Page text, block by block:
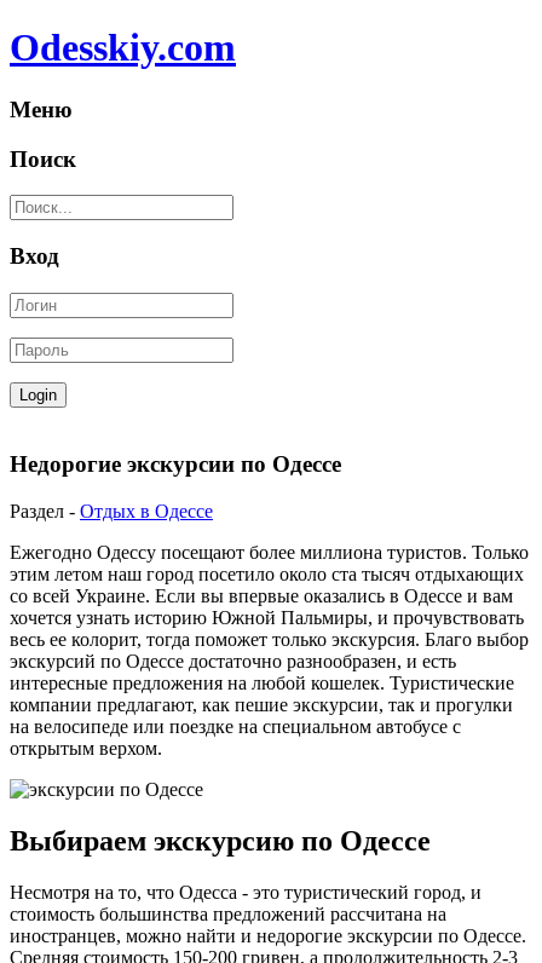
Odesskiy.com
Меню
Поиск
Вход
Недорогие экскурсии по Одессе
Раздел - Отдых в Одессе
Ежегодно Одессу посещают более миллиона туристов. Только
этим летом наш город посетило около ста тысяч отдыхающих
со всей Украине. Если вы впервые оказались в Одессе и вам
хочется узнать историю Южной Пальмиры, и прочувствовать
весь ее колорит, тогда поможет только экскурсия. Благо выбор
экскурсий по Одессе достаточно разнообразен, и есть
интересные предложения на любой кошелек. Туристические
компании предлагают, как пешие экскурсии, так и прогулки
на велосипеде или поездке на специальном автобусе с
открытым верхом.
Выбираем экскурсию по Одессе
Несмотря на то, что Одесса - это туристический город, и
стоимость большинства предложений рассчитана на
иностранцев, можно найти и недорогие экскурсии по Одессе.
Средняя стоимость 150-200 гривен, а продолжительность 2-3